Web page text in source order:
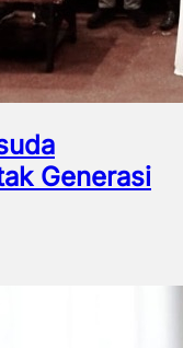
Generasi